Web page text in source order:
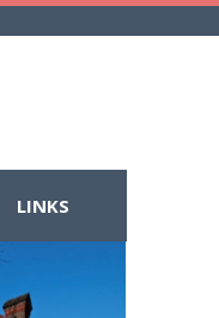
LINKS